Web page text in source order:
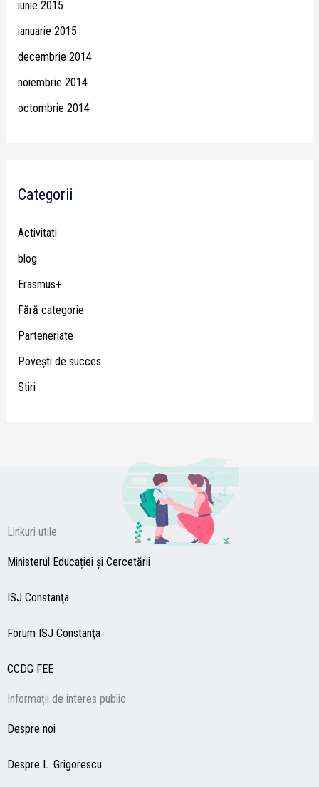
iunie 2015
ianuarie 2015
decembrie 2014
noiembrie 2014
octombrie 2014
Categorii
Activitati
blog
Erasmus+
Fără categorie
Parteneriate
Poveşti de succes
Stiri
Linkuri utile
Ministerul Educației și Cercetării
ISJ Constanţa
Forum ISJ Constanţa
CCDG FEE
Informații de interes public
Despre noi
Despre L. Grigorescu